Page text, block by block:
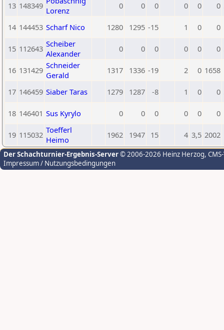
13 148349 Lorenz
0 0 0 0 0 0
14 144453 Scharf Nico 1280 1295 -15 1 0 0
15 112643 Scheiber
Alexander
0 0 0 0 0 0
16 131429 Schneider
Gerald
1317 1336 -19 2 0 1658
17 146459 Siaber Taras 1279 1287 -8 1 0 0
18 146401 Sus Kyrylo 0 0 0 0 0 0
19 115032 Toefferl
Heimo
1962 1947 15 4 3,5 2002
Der Schachturnier-Ergebnis-Server© 2006-2026 Heinz Herzog,
Impressum / Nutzungsbedingungen